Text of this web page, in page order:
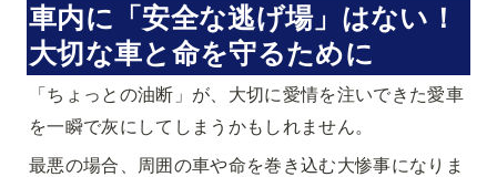
車内に「安全な逃げ場」はない！
大切な車と命を守るために
「ちょっとの油断」が、大切に愛情を注いできた愛車
を一瞬で灰にしてしまうかもしれません。
最悪の場合、周囲の車や命を巻き込む大惨事になりま